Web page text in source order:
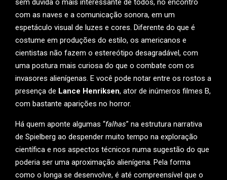
sem dúvida o mais interessante de todos, no encontro
com as naves e a comunicação sonora, em um
espetáculo visual de luzes e cores. Diferente do que é
costume em produções do estilo, os americanos e
cientistas não fazem o estereótipo desagradável, com
uma postura mais curiosa do que o combate com os
invasores alienígenas. E você pode notar entre os rostos a
presença de Lance Henriksen, ator de inúmeros filmes B,
com bastante aparições no horror.
Há quem aponte algumas “falhas” na estrutura narrativa
de Spielberg ao despender muito tempo na exploração
científica e nos aspectos técnicos numa sugestão do que
poderia ser uma aproximação alienígena. Pela forma
como o longa se desenvolve, é até compreensível que o